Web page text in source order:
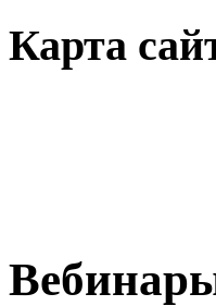
Карта